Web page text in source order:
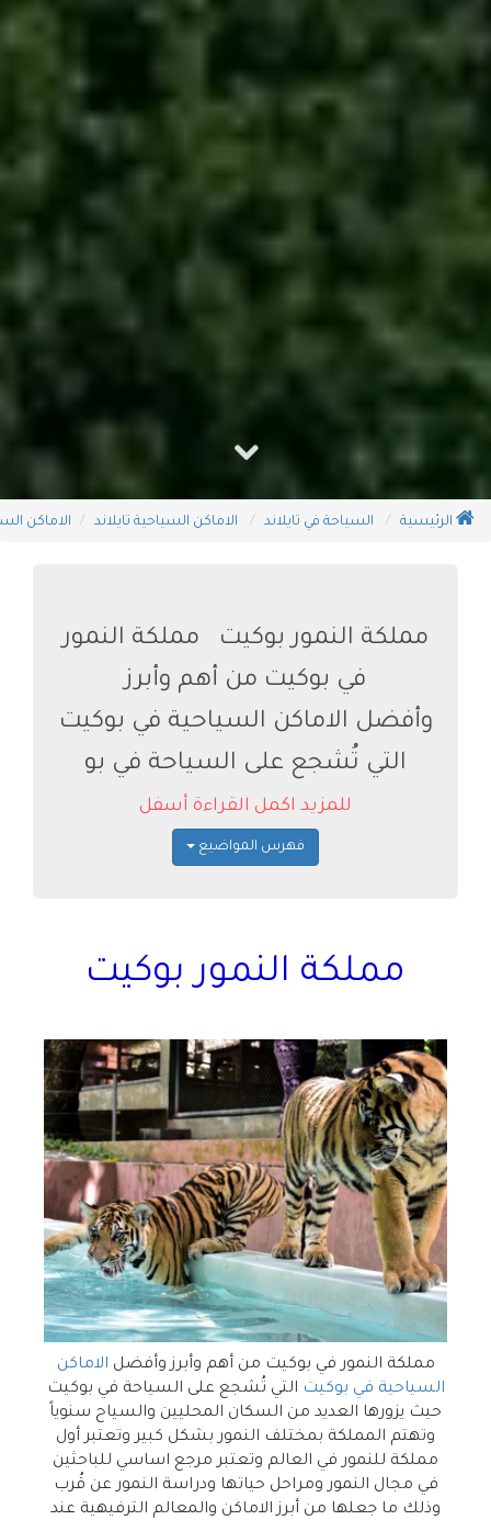
الرئيسية السياحة في تايلاند الاماكن السياحية تايلاند الاماكن
مملكة النمور بوكيت مملكة النمور
في بوكيت من أهم وأبرز
وأفضل الاماكن السياحية في بوكيت
التي تُشجع على السياحة في بو
للمزيد اكمل القراءة أسفل
فهرس المواضيع
مملكة النمور بوكيت
مملكة النمور في بوكيت من أهم وأبرز وأفضل الاماكن
السياحية في بوكيت التي تُشجع على السياحة في بوكيت
حيث يزورها العديد من السكان المحليين والسياح سنوياً
وتهتم المملكة بمختلف النمور بشكل كبير وتعتبر أول
مملكة للنمور في العالم وتعتبر مرجع اساسي للباحثين
في مجال النمور ومراحل حياتها ودراسة النمور عن قُرب
وذلك ما جعلها من أبرز الاماكن والمعالم الترفيهية عند